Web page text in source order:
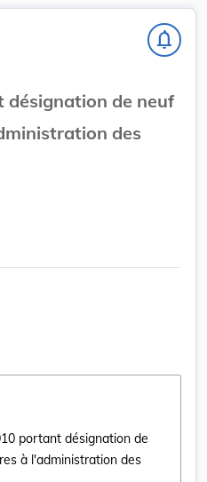
notifications_none
de neuf
des
portant désignation de
à l'administration des
du 3 août 2010 portant